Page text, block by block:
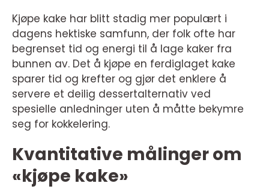
Kjøpe kake har blitt stadig mer populært i
dagens hektiske samfunn, der folk ofte har
begrenset tid og energi til å lage kaker fra
bunnen av. Det å kjøpe en ferdiglaget kake
sparer tid og krefter og gjør det enklere å
servere et deilig dessertalternativ ved
spesielle anledninger uten å måtte bekymre
seg for kokkelering.
Kvantitative målinger om
«kjøpe kake»